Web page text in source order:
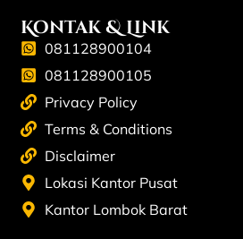
Kontak & Link
081128900104
081128900105
Privacy Policy
Terms & Conditions
Disclaimer
Lokasi Kantor Pusat
Kantor Lombok Barat